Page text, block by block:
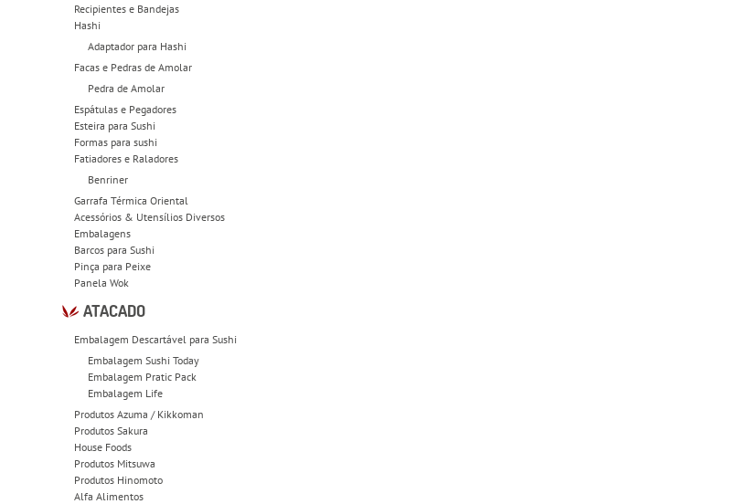
Recipientes e Bandejas
Hashi
Adaptador para Hashi
Facas e Pedras de Amolar
Pedra de Amolar
Espátulas e Pegadores
Esteira para Sushi
Formas para sushi
Fatiadores e Raladores
Benriner
Garrafa Térmica Oriental
Acessórios & Utensílios Diversos
Embalagens
Barcos para Sushi
Pinça para Peixe
Panela Wok
ATACADO
Embalagem Descartável para Sushi
Embalagem Sushi Today
Embalagem Pratic Pack
Embalagem Life
Produtos Azuma / Kikkoman
Produtos Sakura
House Foods
Produtos Mitsuwa
Produtos Hinomoto
Alfa Alimentos